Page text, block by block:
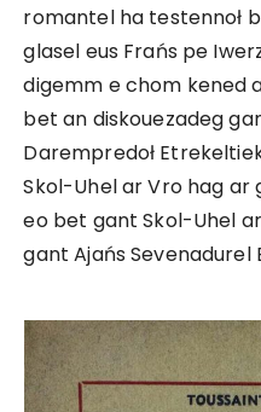
romantel ha testennoł
glasel eus Frańs pe
digemm e chom kened
bet an diskouezadeg
Darempredoł
Skol-Uhel ar Vro hag ar
eo bet gant Skol-Uhel
gant Ajańs Sevenadurel